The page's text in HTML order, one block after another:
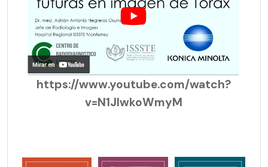
https://www.youtube.com/watch?
v=N1JlwkoWmyM